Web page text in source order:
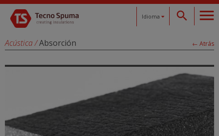
Idioma
Español
Català
Français
Acústica/Absorción ← Atrás